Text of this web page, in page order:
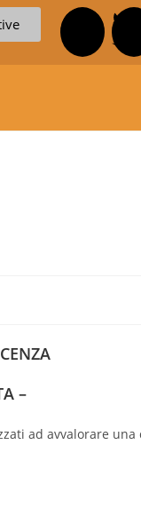
–
ad avvalorare